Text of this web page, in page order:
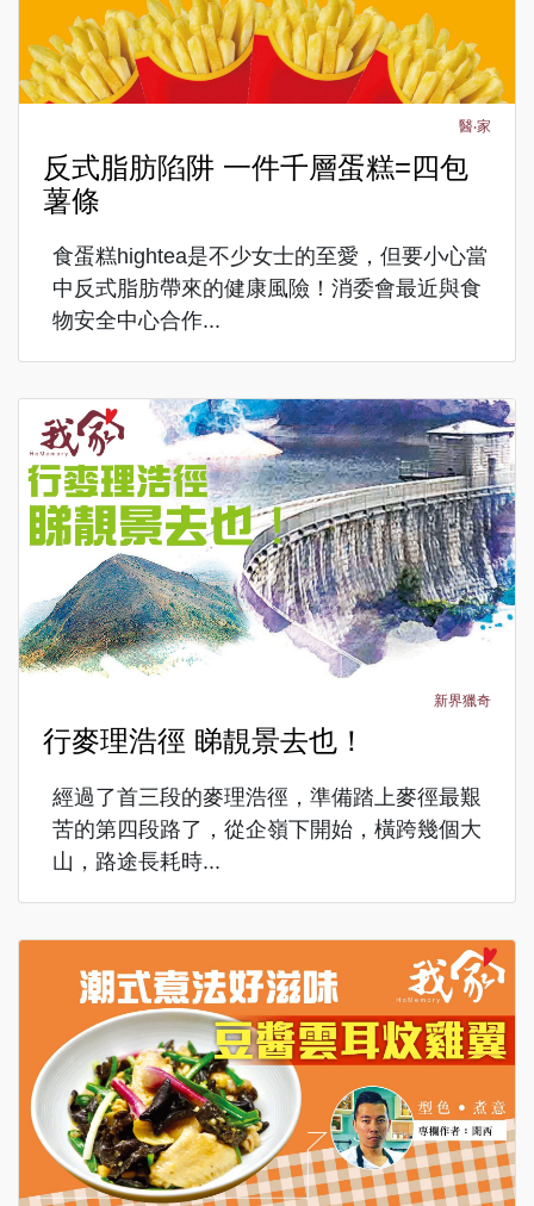
醫‧家
反式脂肪陷阱 一件千層蛋糕=四包
薯條
食蛋糕hightea是不少女士的至愛，但要小心當
中反式脂肪帶來的健康風險！消委會最近與食
物安全中心合作...
新界獵奇
行麥理浩徑 睇靚景去也！
經過了首三段的麥理浩徑，準備踏上麥徑最艱
苦的第四段路了，從企嶺下開始，橫跨幾個大
山，路途長耗時...